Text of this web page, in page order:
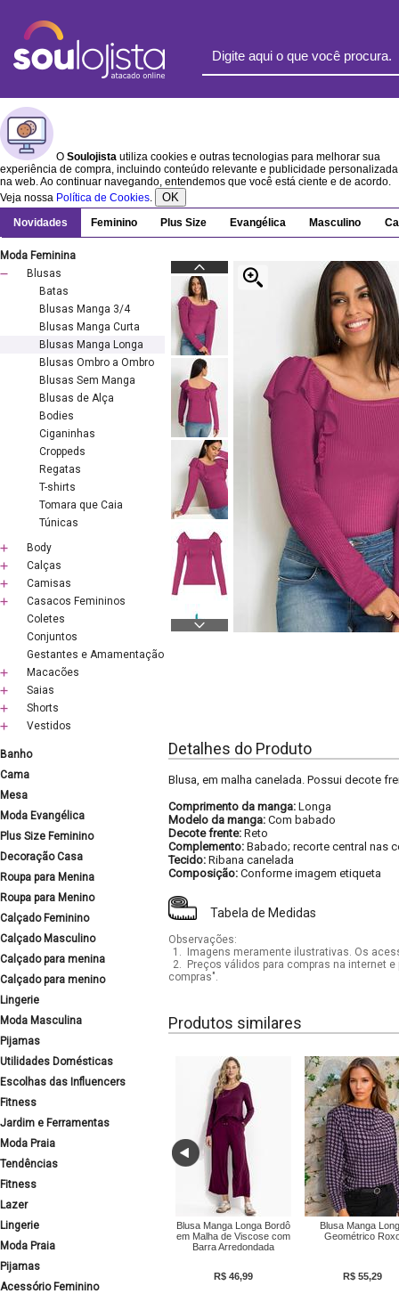
O Soulojista utiliza cookies e outras tecnologias para melhorar sua
experiência de compra, incluindo conteúdo relevante e publicidade personalizada
na web. Ao continuar navegando, entendemos que você está ciente e de acordo.
Veja nossa Política de Cookies. OK
Novidades Feminino Plus Size Evangélica Masculino
Moda Feminina
Blusas
Batas
Blusas Manga 3/4
Blusas Manga Curta
Blusas Manga Longa
Blusas Ombro a Ombro
Blusas Sem Manga
Blusas de Alça
Bodies
Ciganinhas
Croppeds
Regatas
T-shirts
Tomara que Caia
Túnicas
Body
Calças
Camisas
Casacos Femininos
Coletes
Conjuntos
Gestantes e Amamentação
Macacões
Saias
Shorts
Vestidos
Banho
Cama
Mesa
Moda Evangélica
Plus Size Feminino
Decoração Casa
Roupa para Menina
Roupa para Menino
Calçado Feminino
Calçado Masculino
Calçado para menina
Calçado para menino
Lingerie
Moda Masculina
Pijamas
Utilidades Domésticas
Escolhas das Influencers
Fitness
Jardim e Ferramentas
Moda Praia
Tendências
Fitness
Lazer
Lingerie
Moda Praia
Pijamas
Acessório Feminino
Detalhes do Produto
Blusa, em malha canelada. Possui decote
Comprimento da manga: Longa
Modelo da manga: Com babado
Decote frente: Reto
Complemento: Babado; recorte central nas
Tecido: Ribana canelada
Composição: Conforme imagem etiqueta
Tabela de Medidas
Observações:
1.
Imagens meramente ilustrativas. Os
2.
Preços válidos para compras na internet
compras".
Produtos similares
Blusa Manga Longa Bordô
em Malha de Viscose com
Barra Arredondada
R$ 46,99
Blusa Manga
Geométrico
R$ 55,29